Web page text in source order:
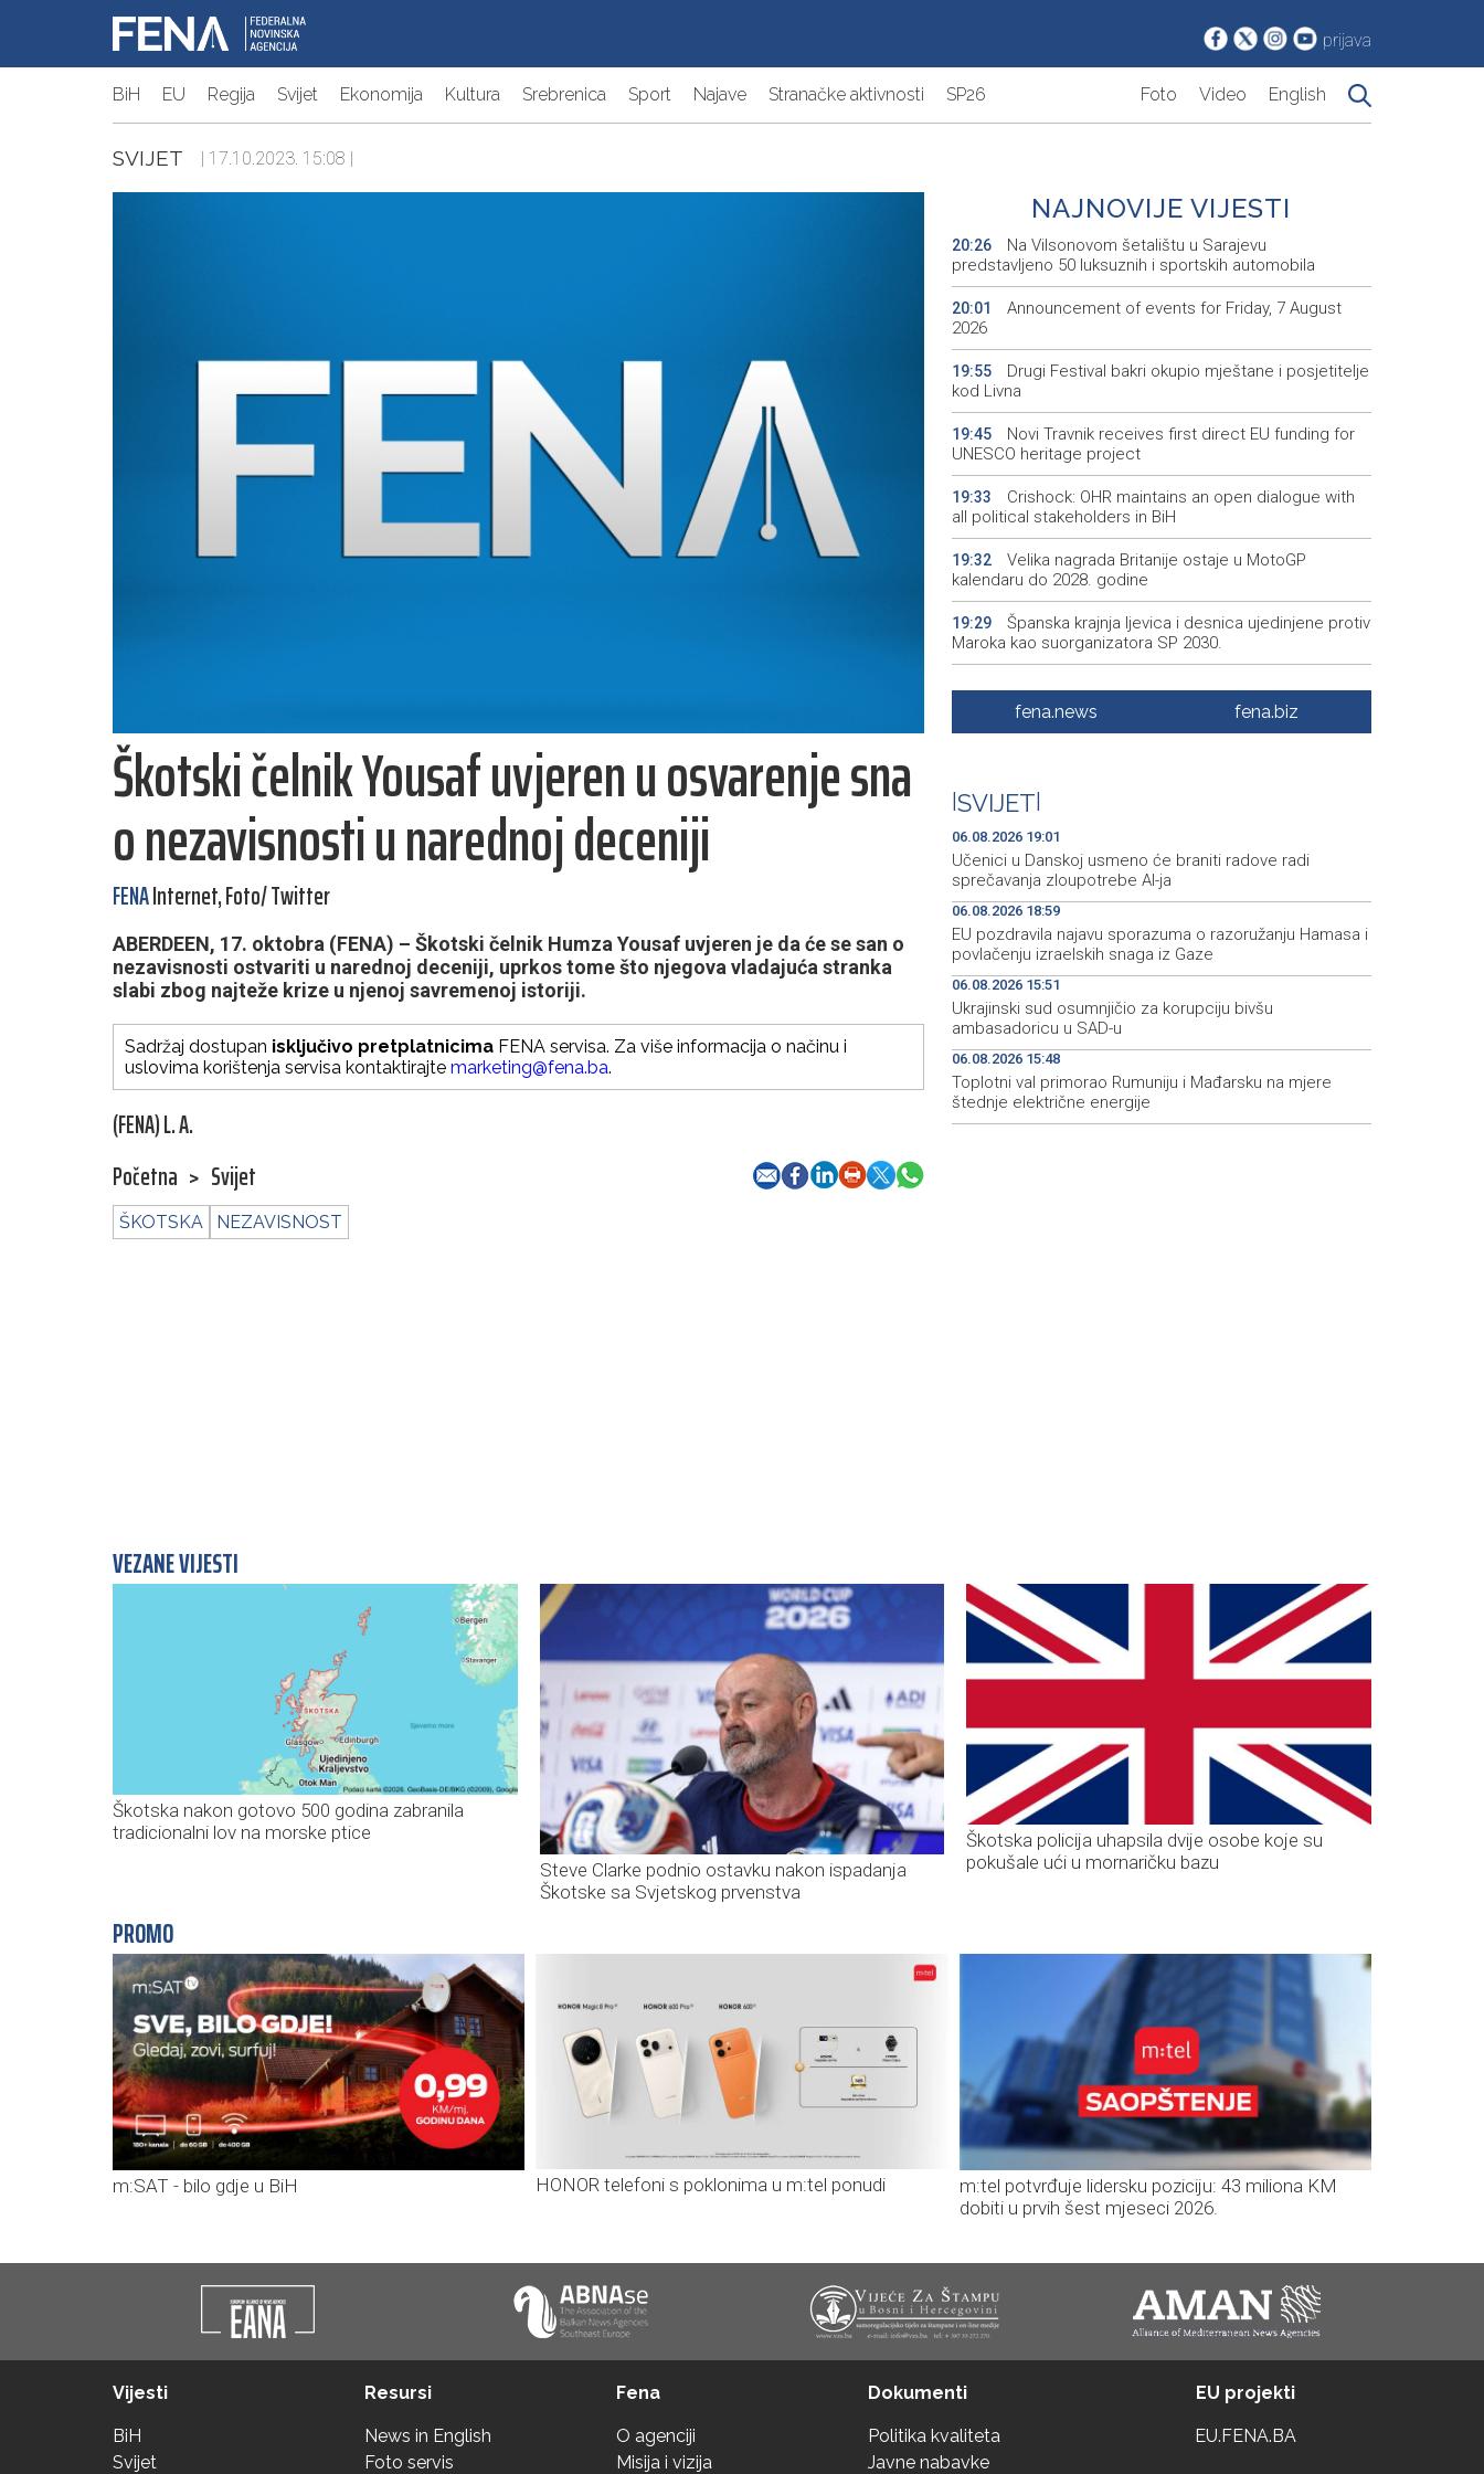
prijava
BiH EU Regija Svijet Ekonomija Kultura Srebrenica Sport Najave Stranačke aktivnosti SP26 Foto Video English
SVIJET | 17.10.2023. 15:08 |
Škotski čelnik Yousaf uvjeren u osvarenje sna
o nezavisnosti u narednoj deceniji
FENAInternet, Foto/ Twitter
ABERDEEN, 17. oktobra (FENA) – Škotski čelnik Humza Yousaf uvjeren je da će se san o
nezavisnosti ostvariti u narednoj deceniji, uprkos tome što njegova vladajuća stranka
slabi zbog najteže krize u njenoj savremenoj istoriji.
Sadržaj dostupan isključivo pretplatnicima FENA servisa. Za više informacija o načinu i
uslovima korištenja servisa kontaktirajte marketing@fena.ba.
(FENA) L. A.
Početna > Svijet
ŠKOTSKA NEZAVISNOST
NAJNOVIJE VIJESTI
20:26
Na Vilsonovom šetalištu u Sarajevu
predstavljeno 50 luksuznih i sportskih automobila
20:01
Announcement of events for Friday, 7 August
2026
19:55
Drugi Festival bakri okupio mještane i posjetitelje
kod Livna
19:45
Novi Travnik receives first direct EU funding for
UNESCO heritage project
19:33
Crishock: OHR maintains an open dialogue with
all political stakeholders in BiH
19:32
Velika nagrada Britanije ostaje u MotoGP
kalendaru do 2028. godine
19:29
Španska krajnja ljevica i desnica ujedinjene protiv
Maroka kao suorganizatora SP 2030.
Grad Novi Travnik prvi put izravno dobio sredstva
Europske unije
19:05
Minister Helez and NATO HQ Sarajevo
commander visit BiH defense industry companies
fena.news fena.biz
SVIJET
06.08.2026 19:01
Učenici u Danskoj usmeno će braniti radove radi
sprečavanja zloupotrebe AI-ja
06.08.2026 18:59
EU pozdravila najavu sporazuma o razoružanju Hamasa i
povlačenju izraelskih snaga iz Gaze
06.08.2026 15:51
Ukrajinski sud osumnjičio za korupciju bivšu
ambasadoricu u SAD-u
06.08.2026 15:48
Toplotni val primorao Rumuniju i Mađarsku na mjere
štednje električne energije
VEZANE VIJESTI
Škotska nakon gotovo 500 godina zabranila
tradicionalni lov na morske ptice
Steve Clarke podnio ostavku nakon ispadanja
Škotske sa Svjetskog prvenstva
Škotska policija uhapsila dvije osobe koje su
pokušale ući u mornaričku bazu
PROMO
m:SAT - bilo gdje u BiH HONOR telefoni s poklonima u m:tel ponudi
m:tel potvrđuje lidersku poziciju: 43 miliona KM
dobiti u prvih šest mjeseci 2026.
Vijesti
BiH
Svijet
Resursi
News in English
Foto servis
Fena
O agenciji
Misija i vizija
Dokumenti
Politika kvaliteta
Javne nabavke
EU projekti
EU.FENA.BA